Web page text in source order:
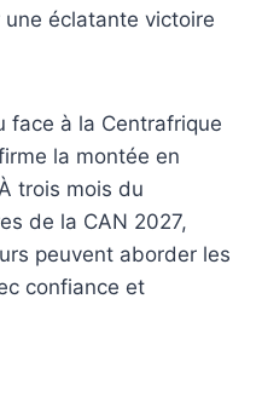
éclatante victoire
face à la Centrafrique
la montée en
trois mois du
de la CAN 2027,
peuvent aborder les
confiance et